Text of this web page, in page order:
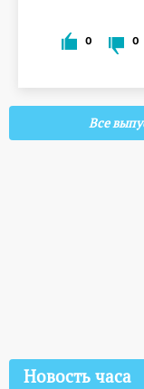
0 0
Все
Новость часа